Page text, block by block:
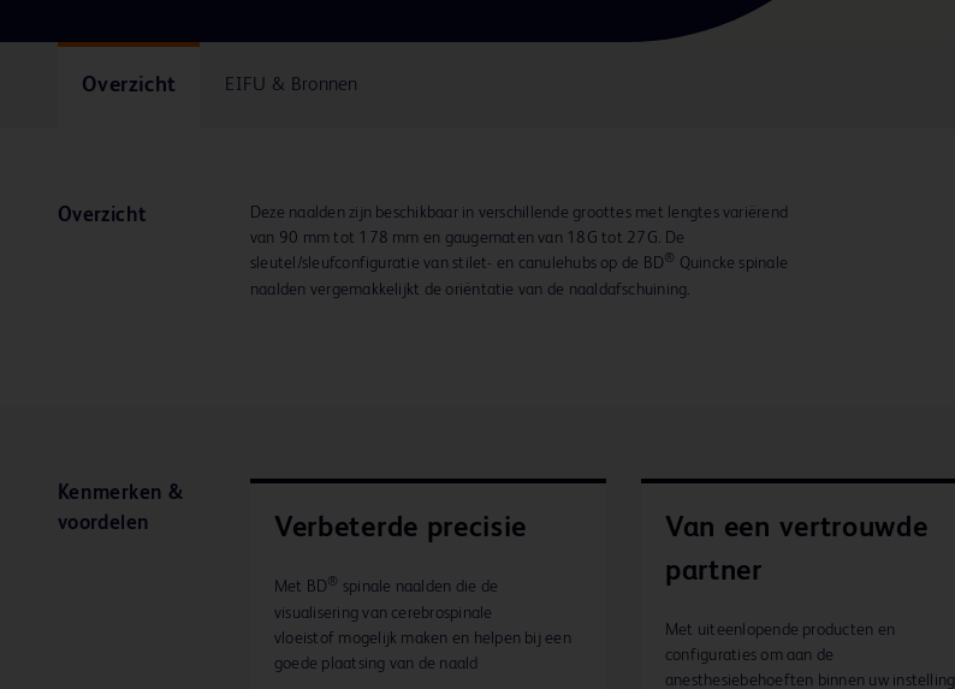
Overzicht EIFU & Bronnen
Overzicht
Deze naalden zijn beschikbaar in verschillende groottes met lengtes variërend
van 90 mm tot 178 mm en gaugematen van 18G tot 27G. De
sleutel/sleufconfiguratie van stilet- en canulehubs op de BD ®
Quincke spinale
naalden vergemakkelijkt de oriëntatie van de naaldafschuining.
Kenmerken &
voordelen
Verbeterde precisie
Met BD ®
spinale naalden die de
visualisering van cerebrospinale
vloeistof mogelijk maken en helpen bij een
goede plaatsing van de naald
Van een vertrouwde
partner
Met uiteenlopende producten en
configuraties om aan de
anesthesiebehoeften binnen uw instelling